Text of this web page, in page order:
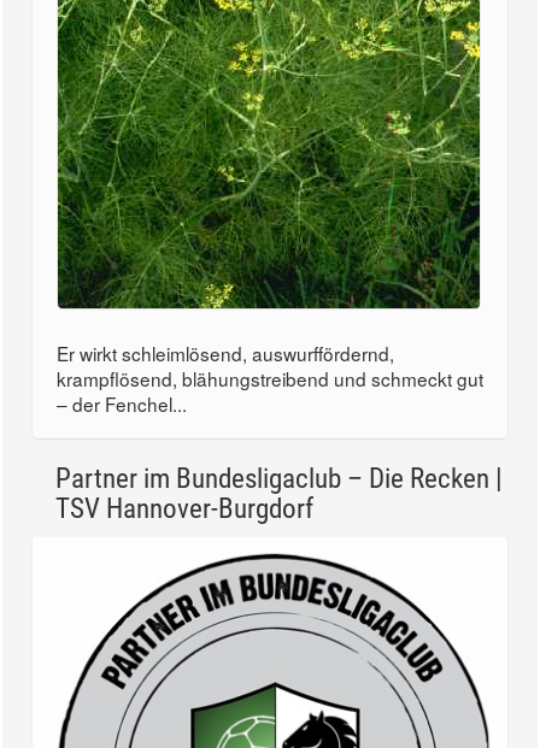
Er wirkt schleimlösend, auswurffördernd,
krampflösend, blähungstreibend und schmeckt gut
– der Fenchel...
Partner im Bundesligaclub – Die Recken |
TSV Hannover-Burgdorf